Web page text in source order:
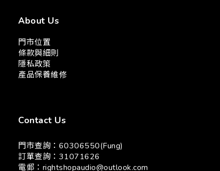
About Us
門市位置
條款與細則
隱私政策
產品保養維修
Contact Us
門市查詢：60306550(Fung)
訂單查詢：31071626
電郵： rightshopaudio@outlook.com